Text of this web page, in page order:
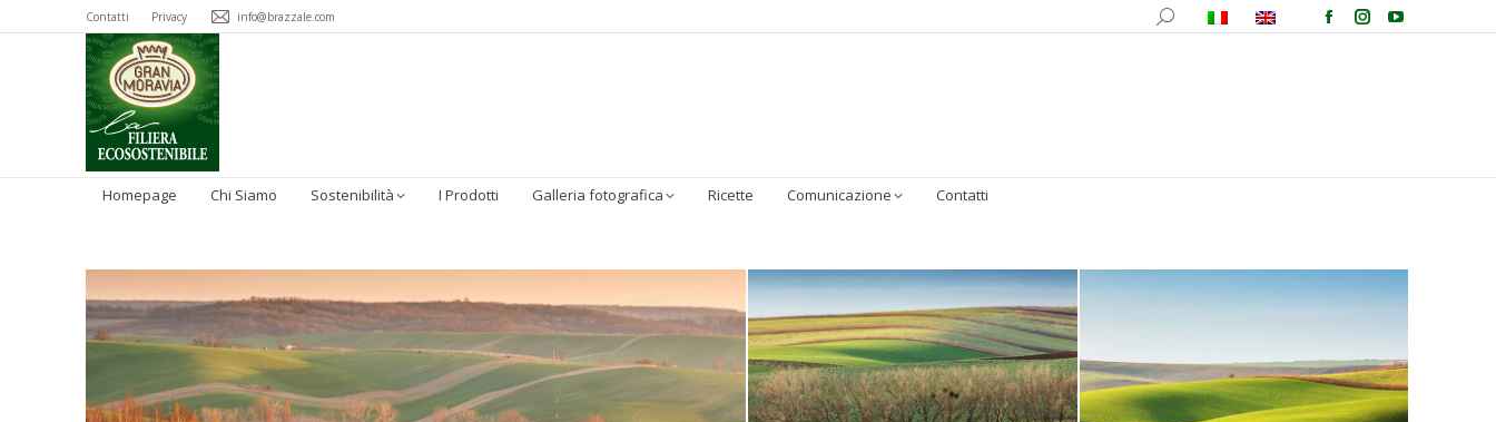
Contatti Privacy info@brazzale.com
Homepage Chi Siamo Sostenibilità I Prodotti Galleria fotografica Ricette Comunicazione Contatti